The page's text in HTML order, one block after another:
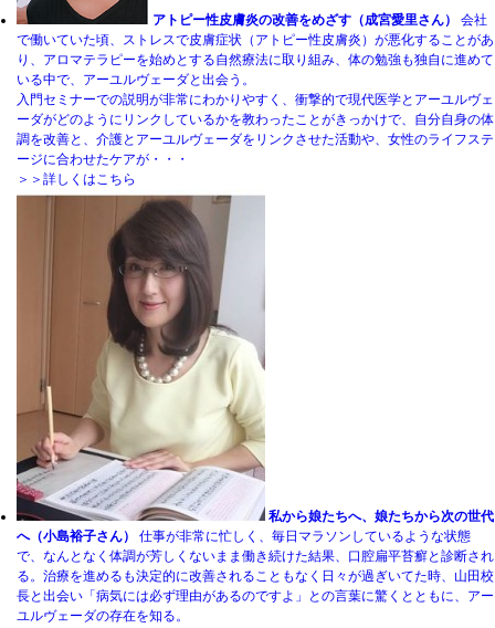
アトピー性皮膚炎の改善をめざす（成宮愛里さん）
会社
で働いていた頃、ストレスで皮膚症状（アトピー性皮膚炎）が悪化することがあ
り、アロマテラピーを始めとする自然療法に取り組み、体の勉強も独自に進めて
いる中で、アーユルヴェーダと出会う。
入門セミナーでの説明が非常にわかりやすく、衝撃的で現代医学とアーユルヴェ
ーダがどのようにリンクしているかを教わったことがきっかけで、自分自身の体
調を改善と、介護とアーユルヴェーダをリンクさせた活動や、女性のライフステ
ージに合わせたケアが・・・
＞＞詳しくはこちら
私から娘たちへ、娘たちから次の世代
へ（小島裕子さん）
仕事が非常に忙しく、毎日マラソンしているような状態
で、なんとなく体調が芳しくないまま働き続けた結果、口腔扁平苔癬と診断され
る。治療を進めるも決定的に改善されることもなく日々が過ぎいてた時、山田校
長と出会い「病気には必ず理由があるのですよ」との言葉に驚くとともに、アー
ユルヴェーダの存在を知る。